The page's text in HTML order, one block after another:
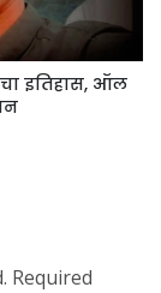
इतिहास, ऑल
Required